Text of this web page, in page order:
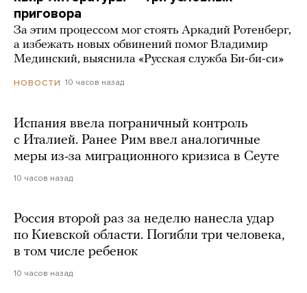
приговора
За этим процессом мог стоять Аркадий Ротенберг,
а избежать новых обвинений помог Владимир
Мединский, выяснила «Русская служба Би-би-си»
НОВОСТИ 10 часов назад
Испания ввела пограничный контроль
с Италией. Ранее Рим ввел аналогичные
меры из-за миграционного кризиса в Сеуте
10 часов назад
Россия второй раз за неделю нанесла удар
по Киевской области. Погибли три человека,
в том числе ребенок
10 часов назад